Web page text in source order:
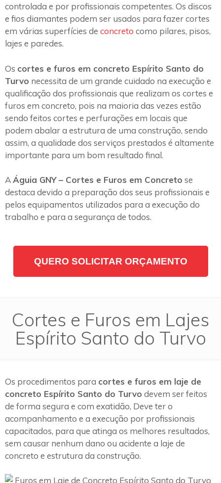
controlada e por profissionais competentes. Os discos
e fios diamantes podem ser usados para fazer cortes
em várias superfícies de concreto como pilares, pisos,
lajes e paredes.
Os cortes e furos em concreto Espírito Santo do
Turvo necessita de um grande cuidado na execução e
qualificação dos profissionais que realizam os cortes e
furos em concreto, pois na maioria das vezes estão
sendo feitos cortes e perfurações em locais que
podem abalar a estrutura de uma construção, sendo
assim, a qualidade dos serviços prestados é altamente
importante para um bom resultado final.
AÁguia GNY – Cortes e Furos em Concreto se
destaca devido a preparação dos seus profissionais e
pelos equipamentos utilizados para a execução do
trabalho e para a segurança de todos.
QUERO SOLICITAR ORÇAMENTO
Cortes e Furos em Lajes
Espírito Santo do Turvo
Os procedimentos para cortes e furos em laje de
concreto Espírito Santo do Turvo devem ser feitos
de forma segura e com exatidão, Deve ter o
acompanhamento e a execução por profissionais
capacitados, para que atinga os melhores resultados,
sem causar nenhum dano ou acidente a laje de
concreto e estrutura da construção.